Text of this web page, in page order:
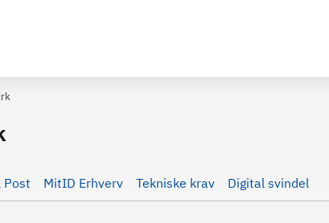
Post MitID Erhverv Tekniske krav Digital svindel